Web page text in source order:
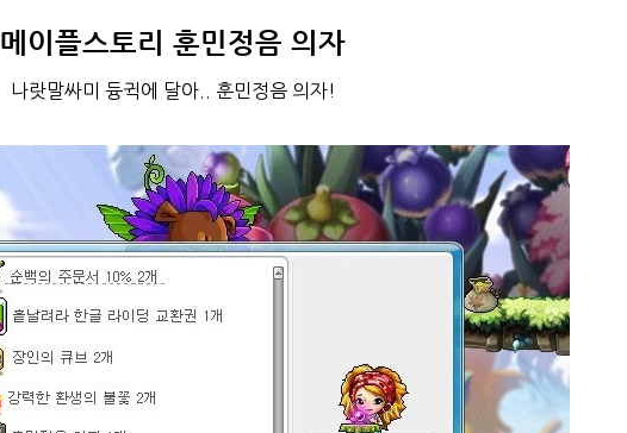
메이플스토리 훈민정음 의자
나랏말싸미 듕귁에 달아.. 훈민정음 의자!